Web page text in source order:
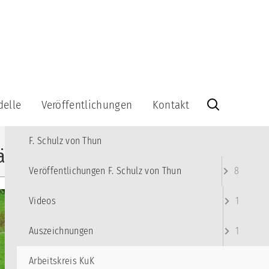
Veröffentlichungen
Veröffentlichungen
Bücher
Videos
Kommunikationsquadrat
Holz
Kontakt
Kontakt
abonnieren
F. Schulz von Thun
F. Schulz von Thun
Veröffentlichungen F. Schulz von Thun 8
Videos 1
Auszeichnungen 1
Arbeitskreis KuK